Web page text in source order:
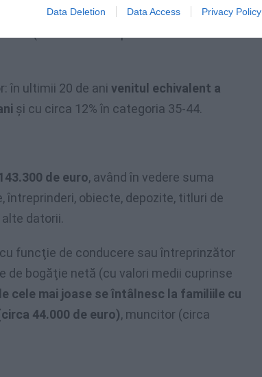
Data Deletion Data Access Privacy Policy
stabileşte pragul de sărăcie pseudo-
în ultimii 20 de ani venitul echivalent a
şi cu circa 12% în categoria 35-44.
de euro, având în vedere suma
întreprinderi, obiecte, depozite, titluri de
datorii.
funcţie de conducere sau întreprinzător
de bogăţie netă (cu valori medii cuprinse
cele mai joase se întâlnesc la familiile cu
44.000 de euro), muncitor (circa